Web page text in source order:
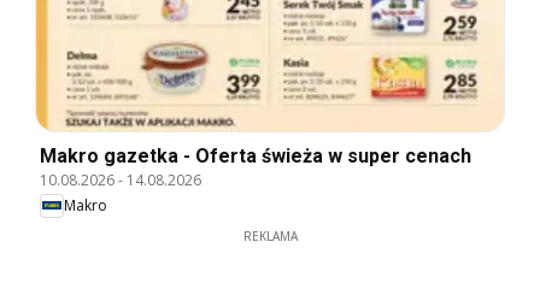
Makro gazetka - Oferta świeża w super cenach
10.08.2026- 14.08.2026
Makro
REKLAMA